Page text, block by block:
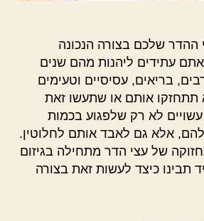
שלכם בצורה הנכונה
עתידים ליהנות מהם שנים
בריאים, עסיסיים וטעימים
תתחזקו אותם או שתעשו זאת
לא רק שלפגוע בכמות
אלא גם לאבד אותם לחלוטין.
של עצי הדר מתחילה בגיזום
תבינו כיצד לעשות זאת בצורה